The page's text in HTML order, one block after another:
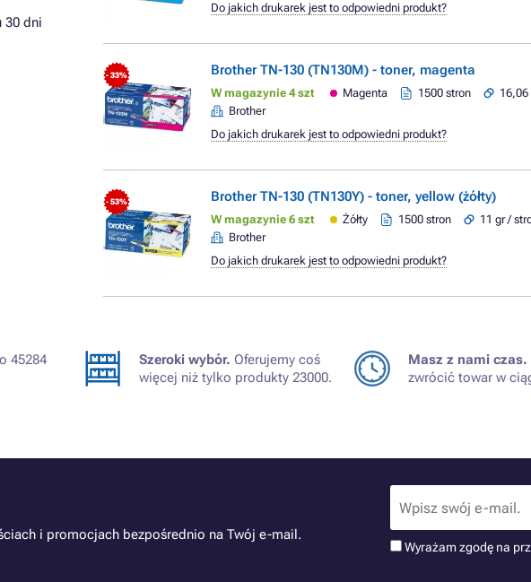
30 dni
Do jakich drukarek jest to odpowiedni produkt?
- 33% Brother TN-130 (TN130M) - toner, magenta
W magazynie 4 szt Magenta 1500 stron
16,06
Brother
Do jakich drukarek jest to odpowiedni produkt?
- 53% Brother TN-130 (TN130Y) - toner, yellow (żółty)
W magazynie 6 szt Żółty 1500 stron
11 gr /
Brother
Do jakich drukarek jest to odpowiedni produkt?
45284
Szeroki wybór. Oferujemy coś
więcej niż tylko produkty 23000.
Masz z nami czas.
zwrócić towar w
i promocjach bezpośrednio na Twój e-mail.
Wyrażam zgodę na